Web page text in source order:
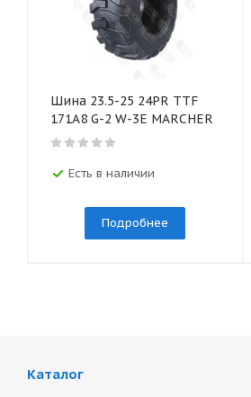
Шина 23.5-25 24PR TTF
171A8 G-2 W-3E MARCHER
Есть в наличии
Подробнее
Каталог